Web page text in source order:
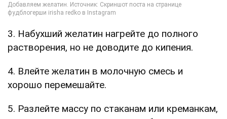
3. Набухший желатин нагрейте до полного
растворения, но не доводите до кипения.
4. Влейте желатин в молочную смесь и
хорошо перемешайте.
5. Разлейте массу по стаканам или креманкам,